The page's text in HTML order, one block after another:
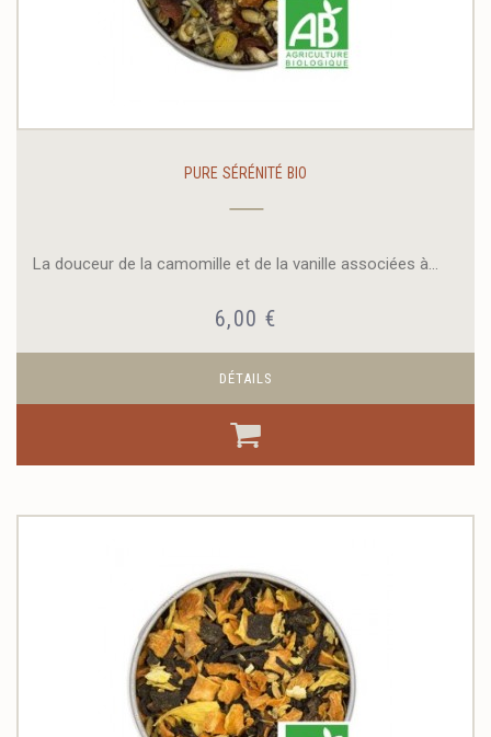
PURE SÉRÉNITÉ BIO
La douceur de la camomille et de la vanille associées à...
6,00 €
DÉTAILS